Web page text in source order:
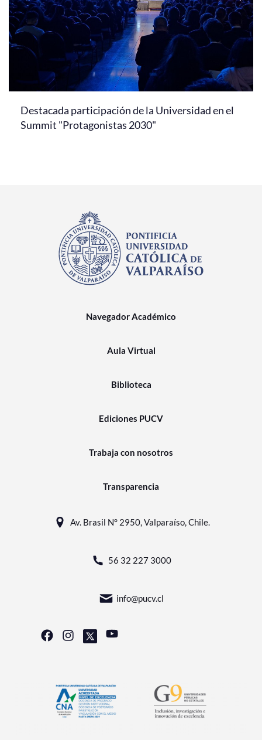
Destacada participación de la Universidad en el
Summit "Protagonistas 2030"
Navegador Académico
Aula Virtual
Biblioteca
Ediciones PUCV
Trabaja con nosotros
Transparencia
Av. Brasil N° 2950, Valparaíso, Chile.
56 32 227 3000
info@pucv.cl